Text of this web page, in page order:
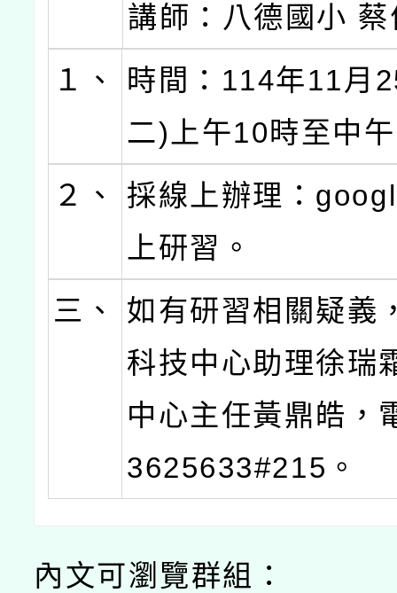
講師：八德國小
１、
時間：114年11月
二)上午10時至中
２、
採線上辦理：
上研習。
三、
如有研習相關疑義
科技中心助理徐瑞
中心主任黃鼎皓，
3625633#215。
內文可瀏覽群組：